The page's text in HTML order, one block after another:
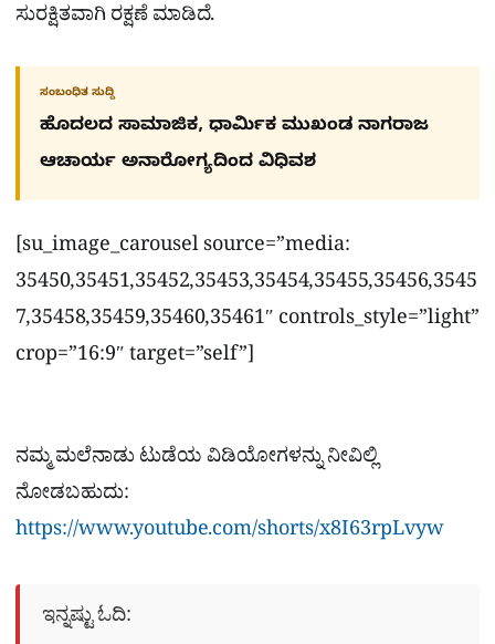
ಸುರಕ್ಷಿತವಾಗಿ ರಕ್ಷಣೆ ಮಾಡಿದೆ.
ಸಂಬಂಧಿತ ಸುದ್ದಿ
ಹೊದಲದ ಸಾಮಾಜಿಕ, ಧಾರ್ಮಿಕ ಮುಖಂಡ ನಾಗರಾಜ
ಆಚಾರ್ಯ ಅನಾರೋಗ್ಯದಿಂದ ವಿಧಿವಶ
[su_image_carousel source=”media:
35450,35451,35452,35453,35454,35455,35456,3545
7,35458,35459,35460,35461″ controls_style=”light”
crop=”16:9″ target=”self”]
ನಮ್ಮ ಮಲೆನಾಡು ಟುಡೆಯ ವಿಡಿಯೋಗಳನ್ನು ನೀವಿಲ್ಲಿ
ನೋಡಬಹುದು:
https://www.youtube.com/shorts/x8I63rpLvyw
ಇನ್ನಷ್ಟು ಓದಿ: